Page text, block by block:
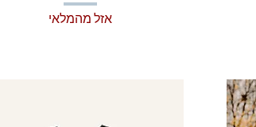
אזל מהמלאי